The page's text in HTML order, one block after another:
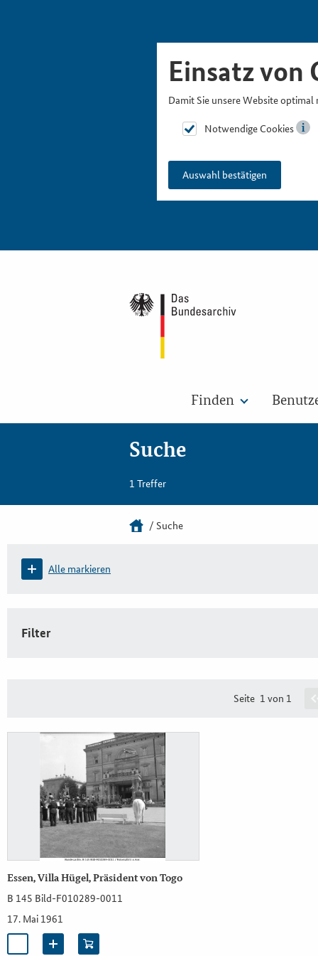
Einsatz von
Damit Sie unsere Website
Notwendige Cookies
Auswahl bestätigen
Finden
Suche
1 Treffer
Suche
Alle markieren
Filter
Seite 1 von 1
Essen, Villa Hügel, Präsident von Togo
B 145 Bild-F010289-0011
17. Mai 1961